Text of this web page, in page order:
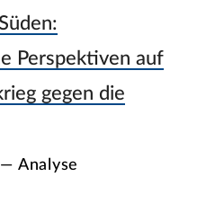
Perspektiven auf
gegen die
Analyse